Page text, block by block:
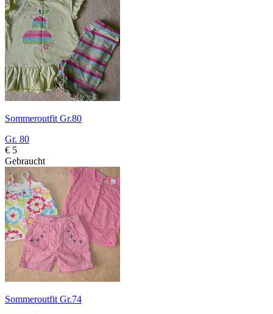
Sommeroutfit Gr.80
Gr. 80
€ 5
Gebraucht
Sommeroutfit Gr.74